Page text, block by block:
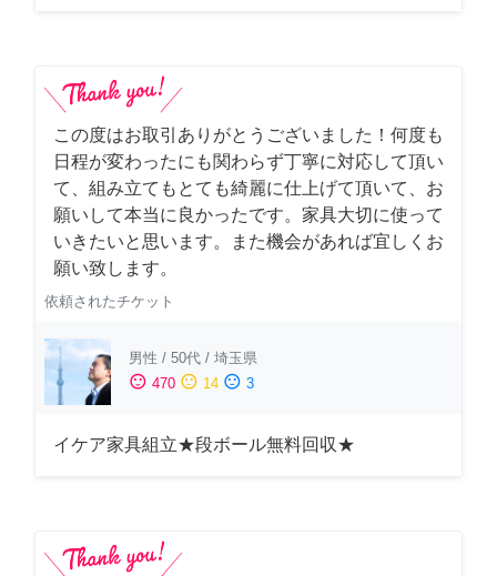
この度はお取引ありがとうございました！何度も
日程が変わったにも関わらず丁寧に対応して頂い
て、組み立てもとても綺麗に仕上げて頂いて、お
願いして本当に良かったです。家具大切に使って
いきたいと思います。また機会があれば宜しくお
願い致します。
依頼されたチケット
男性 / 50代 / 埼玉県
sentiment_satisfied 470 sentiment_neutral 14 sentiment_dissatisfied 3
イケア家具組立★段ボール無料回収★